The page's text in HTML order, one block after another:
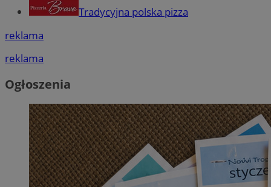
Tradycyjna polska pizza
reklama
reklama
Ogłoszenia